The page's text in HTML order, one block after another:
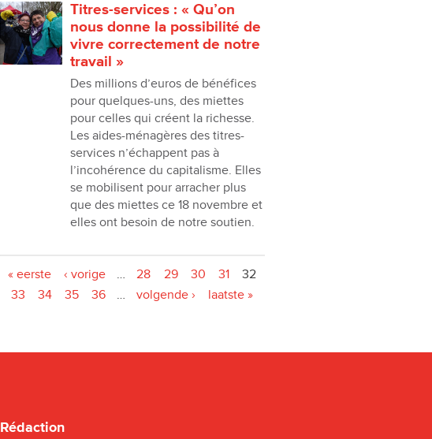
Titres-services : « Qu’on
nous donne la possibilité de
vivre correctement de notre
travail »
Des millions d’euros de bénéfices
pour quelques-uns, des miettes
pour celles qui créent la richesse.
Les aides-ménagères des titres-
services n’échappent pas à
l’incohérence du capitalisme. Elles
se mobilisent pour arracher plus
que des miettes ce 18 novembre et
elles ont besoin de notre soutien.
« eerste ‹ vorige … 28 29 30 31
32
33
34 35 36 … volgende › laatste »
Rédaction